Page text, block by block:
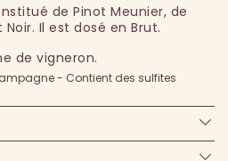
de Pinot Meunier, de
Il est dosé en Brut.
de vigneron.
- Contient des sulfites